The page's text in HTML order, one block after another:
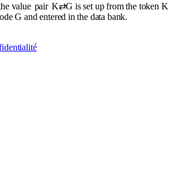
value pair K⇄G is set up from the token K
G and entered in the data bank.